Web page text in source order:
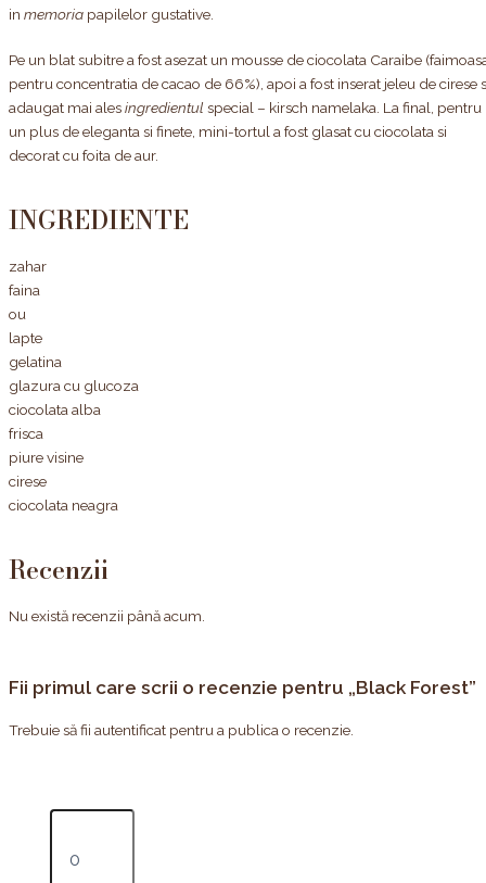
in memoria papilelor gustative.
Pe un blat subitre a fost asezat un mousse de ciocolata Caraibe
pentru concentratia de cacao de 66%), apoi a fost inserat jeleu de cirese
adaugat mai alesingredientul special – kirsch namelaka. La final, pentru
un plus de eleganta si finete, mini-tortul a fost glasat cu ciocolata si
decorat cu foita de aur.
INGREDIENTE
zahar
faina
ou
lapte
gelatina
glazura cu glucoza
ciocolata alba
frisca
piure visine
cirese
ciocolata neagra
Recenzii
Nu există recenzii până acum.
Fii primul care scrii o recenzie pentru „Black Forest”
Trebuie să fii autentificat pentru a publica o recenzie.